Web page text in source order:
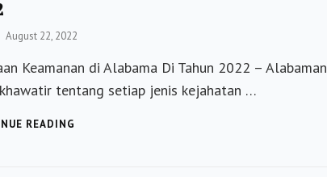
Posted
August 22, 2022
Keamanan di Alabama Di Tahun 2022 – Alabaman
tentang setiap jenis kejahatan …
READING